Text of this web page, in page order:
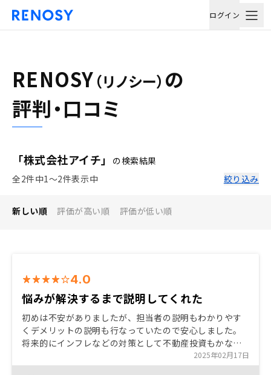
ログイン
RENOSY （リノシー） の
評判・口コミ
「株式会社アイチ」
の検索結果
全2件中1〜2件表示中
絞り込み
新しい順 評価が高い順 評価が低い順
4.0
悩みが解決するまで説明してくれた
初めは不安がありましたが、担当者の説明もわかりやす
くデメリットの説明も行なっていたので安心しました。
将来的にインフレなどの対策として不動産投資もかなり
有効な手段として考えていたので、お話しを聞かせてい
ただき納得の購入にいたりました。
2025年02月17日